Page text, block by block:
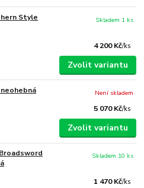
Style
4 200 Kč/ks
Skladem 1 ks
Zvolit variantu
5 070 Kč/ks
Není skladem
Zvolit variantu
1 470 Kč/ks
Skladem 10 ks